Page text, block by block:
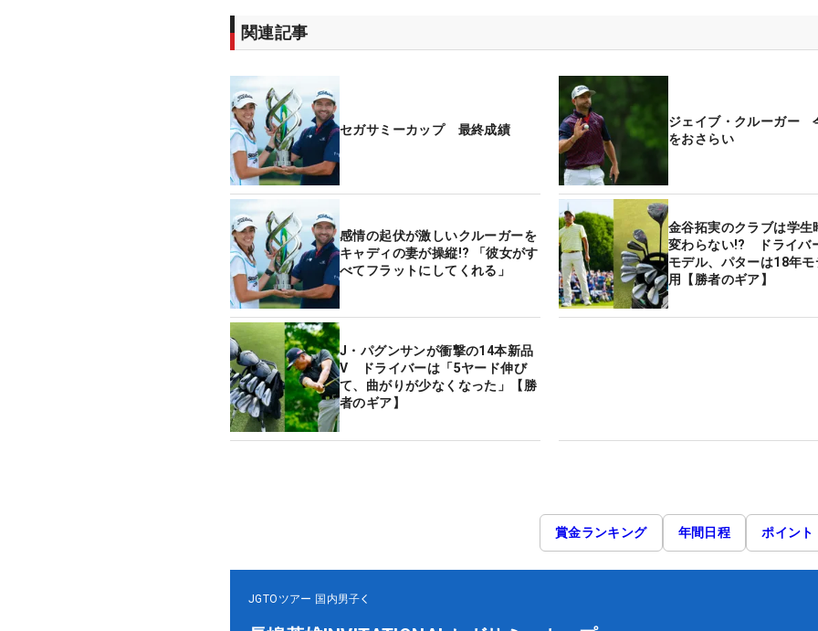
関連記事
セガサミーカップ 最終成績
ジェイブ・クルーガー
をおさらい
感情の起伏が激しいクルーガーを
キャディの妻が操縦!? 「彼女がす
べてフラットにしてくれる」
金谷拓実のクラブは学生
変わらない!? ドライバ
モデル、パターは18年
用【勝者のギア】
J・パグンサンが衝撃の14本新品
V ドライバーは「5ヤード伸び
て、曲がりが少なくなった」【勝
者のギア】
賞金ランキング 年間日程 ポイント
JGTOツアー 国内男子